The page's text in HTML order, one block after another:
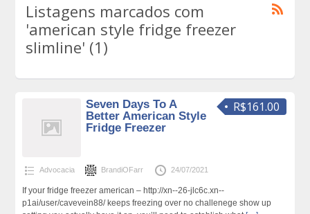
Listagens marcados com
'american style fridge freezer
slimline' (1)
R$161.00
Seven Days To A
Better American Style
Fridge Freezer
Advocacia BrandiOFarr 24/07/2021
If your fridge freezer american – http://xn--26-jlc6c.xn--
p1ai/user/cavevein88/ keeps freezing over no challenege show up